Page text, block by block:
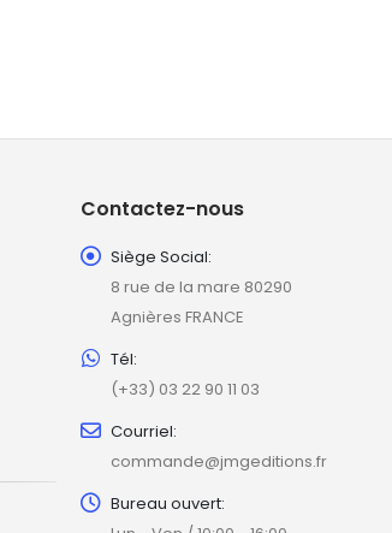
Contactez-nous
Siège Social:
8 rue de la mare 80290
Agnières FRANCE
Tél:
(+33) 03 22 90 11 03
Courriel:
commande@jmgeditions.fr
Bureau ouvert: